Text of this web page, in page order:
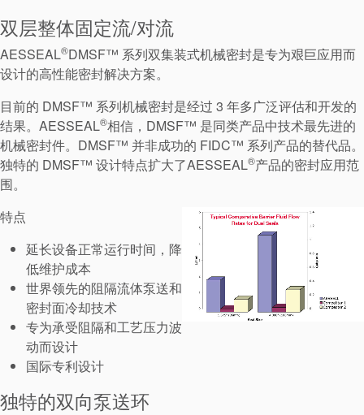
双层整体固定流/对流
AESSEAL®DMSF™ 系列双集装式机械密封是专为艰巨应用而
设计的高性能密封解决方案。
目前的 DMSF™ 系列机械密封是经过 3 年多广泛评估和开发的
结果。AESSEAL®相信，DMSF™ 是同类产品中技术最先进的
机械密封件。DMSF™ 并非成功的 FIDC™ 系列产品的替代品。
独特的 DMSF™ 设计特点扩大了AESSEAL®产品的密封应用范
围。
特点
延长设备正常运行时间，降
低维护成本
世界领先的阻隔流体泵送和
密封面冷却技术
专为承受阻隔和工艺压力波
动而设计
国际专利设计
独特的双向泵送环